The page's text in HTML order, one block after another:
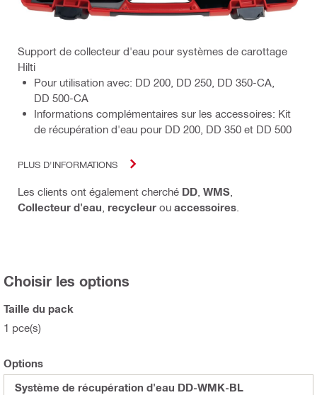
Support de collecteur d'eau pour systèmes de carottage
Hilti
Pour utilisation avec: DD 200, DD 250, DD 350-CA,
DD 500-CA
Informations complémentaires sur les accessoires: Kit
de récupération d'eau pour DD 200, DD 350 et DD 500
PLUS D'INFORMATIONS
Les clients ont également cherché DD WMS
Collecteur d'eau recycleur ou accessoires
Choisir les options
Taille du pack
1 pce(s)
Options
Système de récupération d'eau DD-WMK-BL